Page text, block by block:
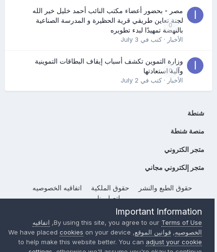
0
مصر - بحضور أعضاء مكتب النائب أحمد خليل خير الله
لجنة تعاين طريقي قرية الحظيرة و المدرسة الصناعية
بالنهضة تمهيدًا لبدء تطويره
الأخبار· كتب في July 3
0
وزارة التموين تكشف أسباب إيقاف البطاقات التموينية
وآلية استعادتها
الأخبار· كتب في July 2
شنطة
منصة شنطة
متجر الكتروني
متجر إلكتروني مجاني
حقوق الطبع والنشر حقوق الملكية
اتفاقيه الخصوصيه
إتصل بنا
Powered by Invision CommunityImportant Information
By using this site, you agree to ourTerms of Use
, اتفاقيه
الخصوصيه, قوانين الموقع, We have placed
cookies on your device
to help make this website better. You canadjust your cookie